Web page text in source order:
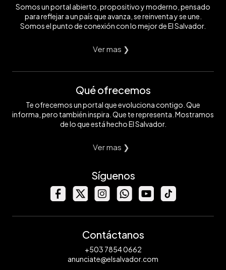
Somos un portal abierto, propositivo y moderno, pensado
para reflejar a un país que avanza, se reinventa y se une.
Somos el punto de conexión con lo mejor de El Salvador.
Ver mas ❯
Qué ofrecemos
Te ofrecemos un portal que evoluciona contigo. Que
informa, pero también inspira. Que te representa. Mostramos
de lo que está hecho El Salvador.
Ver mas ❯
Síguenos
Contáctanos
+503 7854 0662
anunciate@elsalvador.com